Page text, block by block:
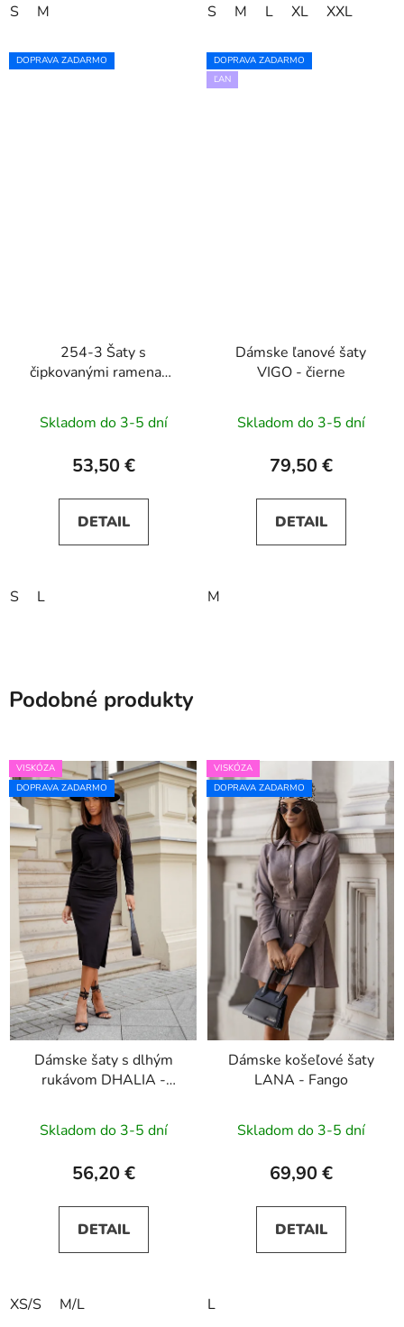
S M S M L XL XXL
DOPRAVA ZADARMO
254-3 Šaty s
čipkovanými ramenami
Skladom do 3-5 dní
53,50 €
DETAIL
S L
DOPRAVA ZADARMO
ĽAN
Dámske ľanové šaty
VIGO - čierne
Skladom do 3-5 dní
79,50 €
DETAIL
M
Podobné produkty
VISKÓZA
DOPRAVA ZADARMO
Dámske šaty s dlhým
rukávom DHALIA -
Skladom do 3-5 dní
56,20 €
DETAIL
XS/S M/L
VISKÓZA
DOPRAVA ZADARMO
Dámske košeľové šaty
LANA - Fango
Skladom do 3-5 dní
69,90 €
DETAIL
L